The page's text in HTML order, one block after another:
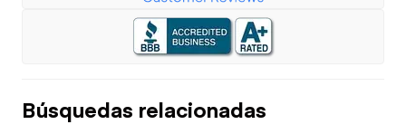
Búsquedas relacionadas